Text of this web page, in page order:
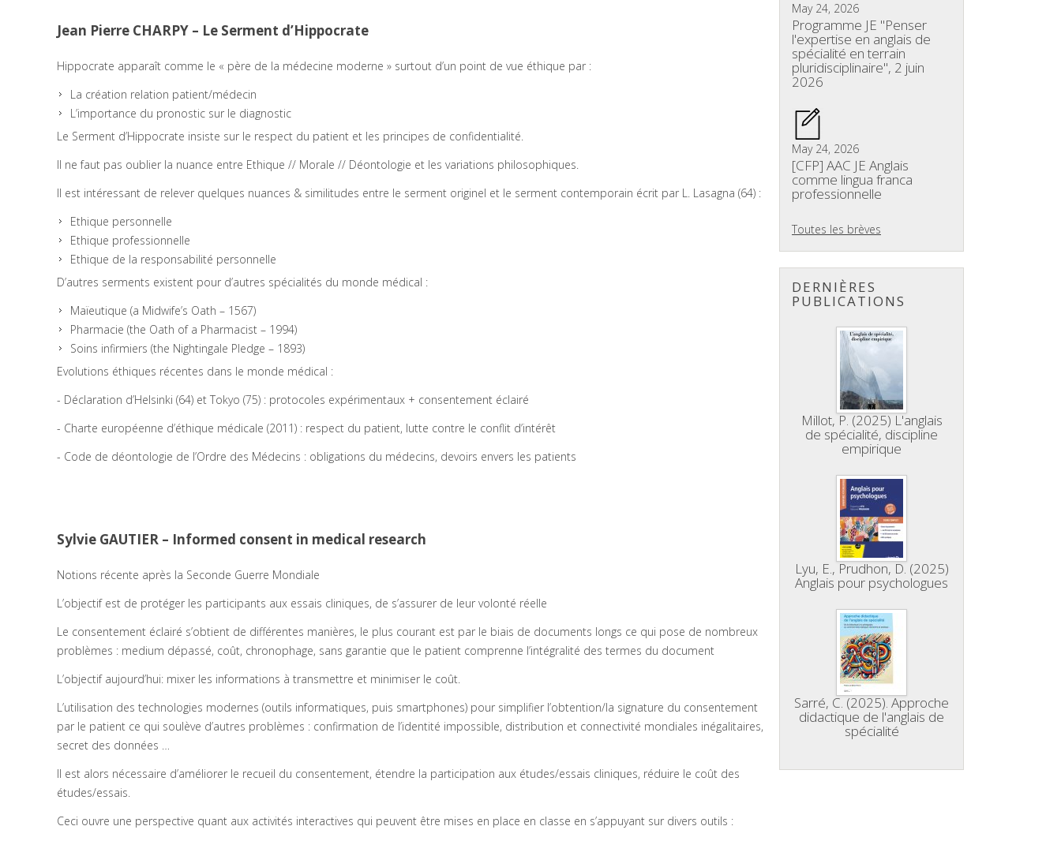
Jean Pierre CHARPY – Le Serment d’Hippocrate
Hippocrate apparaît comme le « père de la médecine moderne » surtout d’un point de vue éthique par :
La création relation patient/médecin
L’importance du pronostic sur le diagnostic
Le Serment d’Hippocrate insiste sur le respect du patient et les principes de confidentialité.
Il ne faut pas oublier la nuance entre Ethique // Morale // Déontologie et les variations philosophiques.
Il est intéressant de relever quelques nuances & similitudes entre le serment originel et le serment contemporain écrit par L. Lasagna (64) :
Ethique personnelle
Ethique professionnelle
Ethique de la responsabilité personnelle
D’autres serments existent pour d’autres spécialités du monde médical :
Maïeutique (a Midwife’s Oath – 1567)
Pharmacie (the Oath of a Pharmacist – 1994)
Soins infirmiers (the Nightingale Pledge – 1893)
Evolutions éthiques récentes dans le monde médical :
- Déclaration d’Helsinki (64) et Tokyo (75) : protocoles expérimentaux + consentement éclairé
- Charte européenne d’éthique médicale (2011) : respect du patient, lutte contre le conflit d’intérêt
- Code de déontologie de l’Ordre des Médecins : obligations du médecins, devoirs envers les patients
Sylvie GAUTIER – Informed consent in medical research
Notions récente après la Seconde Guerre Mondiale
L’objectif est de protéger les participants aux essais cliniques, de s’assurer de leur volonté réelle
Le consentement éclairé s’obtient de différentes manières, le plus courant est par le biais de documents longs ce qui pose de nombreux
problèmes : medium dépassé, coût, chronophage, sans garantie que le patient comprenne l’intégralité des termes du document
L’objectif aujourd’hui: mixer les informations à transmettre et minimiser le coût.
L’utilisation des technologies modernes (outils informatiques, puis smartphones) pour simplifier l’obtention/la signature du consentement
par le patient ce qui soulève d’autres problèmes : confirmation de l’identité impossible, distribution et connectivité mondiales inégalitaires,
secret des données …
Il est alors nécessaire d’améliorer le recueil du consentement, étendre la participation aux études/essais cliniques, réduire le coût des
études/essais.
Ceci ouvre une perspective quant aux activités interactives qui peuvent être mises en place en classe en s’appuyant sur divers outils :
May 24, 2026
Programme JE "Penser
l'expertise en anglais de
spécialité en terrain
pluridisciplinaire", 2 juin
2026
May 24, 2026
[CFP] AAC JE Anglais
comme lingua franca
professionnelle
Toutes les brèves
DERNIÈRES
PUBLICATIONS
Millot, P. (2025) L'anglais
de spécialité, discipline
empirique
Lyu, E., Prudhon, D. (2025)
Anglais pour psychologues
Sarré, C. (2025). Approche
didactique de l'anglais de
spécialité